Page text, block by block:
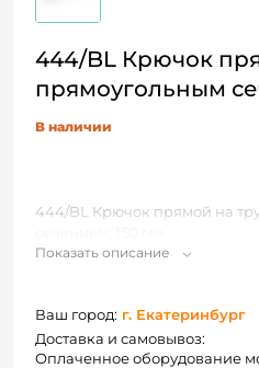
444/BL Крючок
прямоугольным
В наличии
444/BL Крючок прямой на
Показать описание
Ваш город: г. Екатеринбург
Доставка и самовывоз:
Оплаченное оборудование